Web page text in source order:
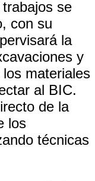
se
con su
la
y
materiales
al BIC.
de la
los
técnicas